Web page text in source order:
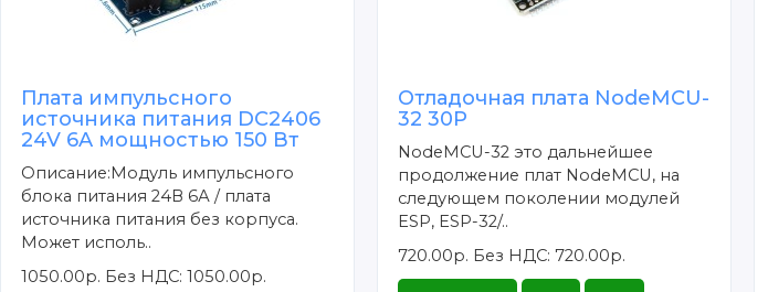
Плата импульсного
источника питания DC2406
24V 6A мощностью 150 Вт
Описание:Модуль импульсного
блока питания 24В 6А / плата
источника питания без корпуса.
Может исполь..
1050.00р. Без НДС: 1050.00р.
Отладочная плата NodeMCU-
32 30P
NodeMCU-32 это дальнейшее
продолжение плат NodeMCU, на
следующем поколении модулей
ESP, ESP-32/..
720.00р. Без НДС: 720.00р.